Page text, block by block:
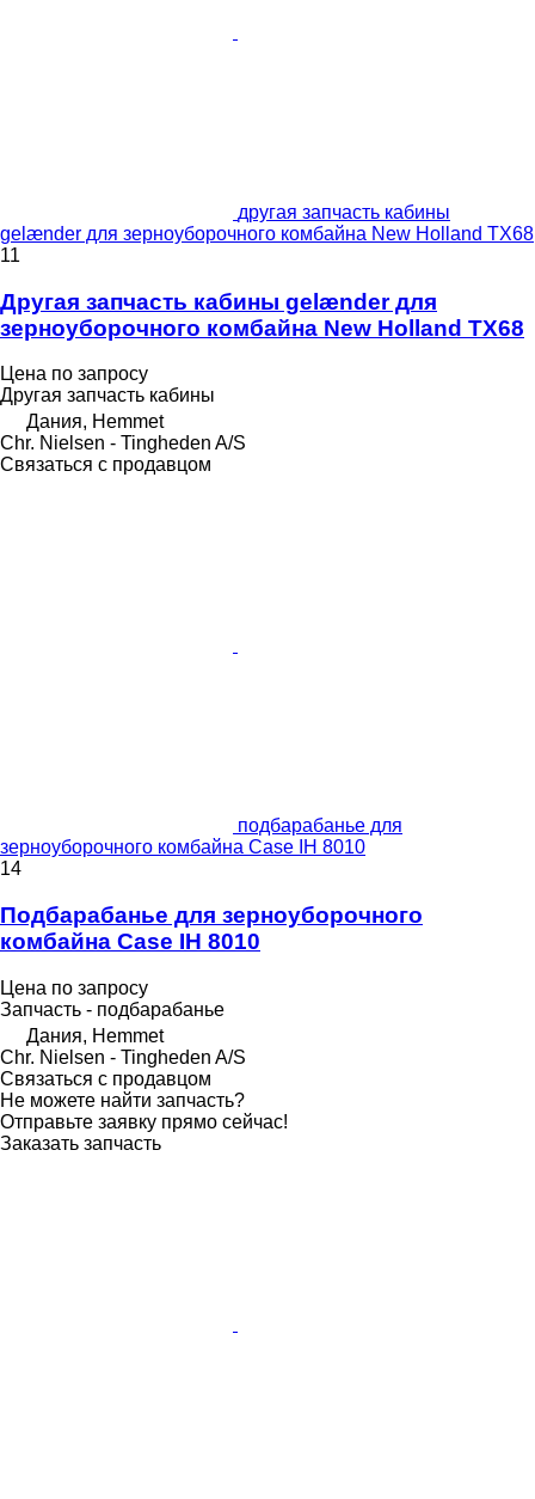
другая запчасть кабины
gelænder для зерноуборочного комбайна New Holland TX68
11
Другая запчасть кабины gelænder для
зерноуборочного комбайна New Holland TX68
Цена по запросу
Другая запчасть кабины
Дания, Hemmet
Chr. Nielsen - Tingheden A/S
Связаться с продавцом
подбарабанье для
зерноуборочного комбайна Case IH 8010
14
Подбарабанье для зерноуборочного
комбайна Case IH 8010
Цена по запросу
Запчасть - подбарабанье
Дания, Hemmet
Chr. Nielsen - Tingheden A/S
Связаться с продавцом
Не можете найти запчасть?
Отправьте заявку прямо сейчас!
Заказать запчасть